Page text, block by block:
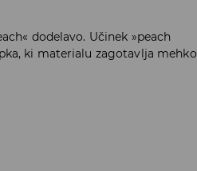
dodelavo. Učinek »peach
ki materialu zagotavlja mehko